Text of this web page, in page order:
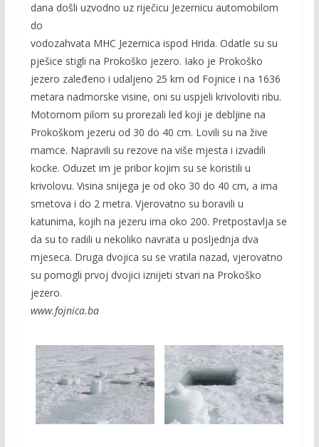
dana došli uzvodno uz riječicu Jezernicu automobilom
do
vodozahvata MHC Jezernica ispod Hrida. Odatle su su
pješice stigli na Prokoško jezero. Iako je Prokoško
jezero zaleđeno i udaljeno 25 km od Fojnice i na 1636
metara nadmorske visine, oni su uspjeli krivoloviti ribu.
Motornom pilom su prorezali led koji je debljine na
Prokoškom jezeru od 30 do 40 cm. Lovili su na žive
mamce. Napravili su rezove na više mjesta i izvadili
kocke. Oduzet im je pribor kojim su se koristili u
krivolovu. Visina snijega je od oko 30 do 40 cm, a ima
smetova i do 2 metra. Vjerovatno su boravili u
katunima, kojih na jezeru ima oko 200. Pretpostavlja se
da su to radili u nekoliko navrata u posljednja dva
mjeseca. Druga dvojica su se vratila nazad, vjerovatno
su pomogli prvoj dvojici iznijeti stvari na Prokoško
jezero.
www.fojnica.ba